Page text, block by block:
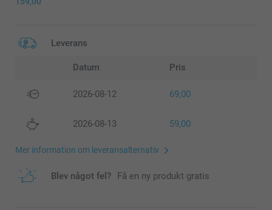
Leverans
Datum Pris
2026-08-12 69,00
2026-08-13 59,00
Mer information om leveransalternativ
Blev något fel? Få en ny produkt gratis